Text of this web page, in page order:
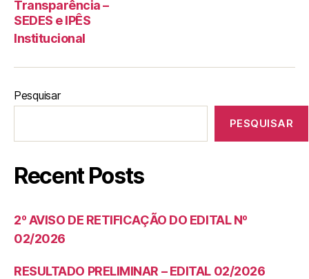
Transparência –
SEDES e IPÊS
Institucional
Pesquisar
PESQUISAR
Recent Posts
2º AVISO DE RETIFICAÇÃO DO EDITAL Nº
02/2026
RESULTADO PRELIMINAR – EDITAL 02/2026